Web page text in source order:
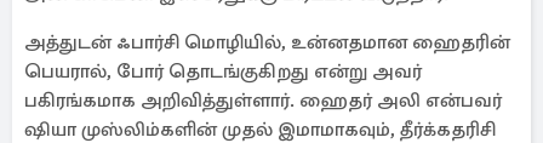
அத்துடன் ஃபார்சி மொழியில், உன்னதமான ஹைதரின்
பெயரால், போர் தொடங்குகிறது என்று அவர்
பகிரங்கமாக அறிவித்துள்ளார். ஹைதர் அலி என்பவர்
ஷியா முஸ்லிம்களின் முதல் இமாமாகவும், தீர்க்கதரிசி